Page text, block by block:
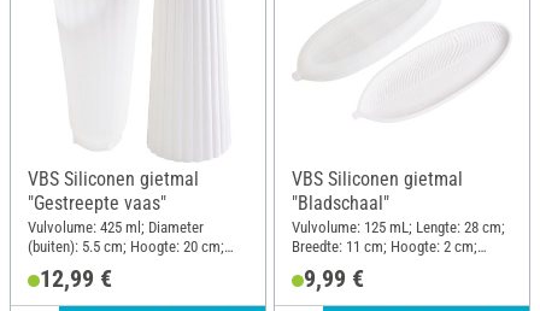
VBS Siliconen gietmal
"Gestreepte vaas"
Vulvolume: 425 ml; Diameter
(buiten): 5.5 cm; Hoogte: 20 cm;
12,99 €
VBS Siliconen gietmal
"Bladschaal"
Vulvolume: 125 mL; Lengte: 28 cm;
Breedte: 11 cm; Hoogte: 2 cm;
9,99 €